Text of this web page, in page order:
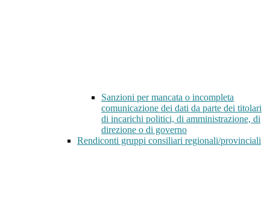
Sanzioni per mancata o incompleta
comunicazione dei dati da parte dei titolari
di incarichi politici, di amministrazione, di
direzione o di governo
Rendiconti gruppi consiliari regionali/provinciali